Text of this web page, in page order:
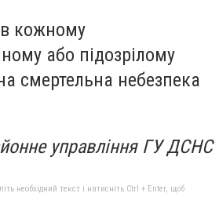
кожному
або підозрілому
смертельна небезпека
управління ГУ ДСНС
необхідний текст і натисніть Ctrl + Enter, щоб